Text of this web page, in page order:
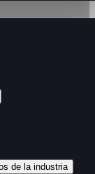
de la industria